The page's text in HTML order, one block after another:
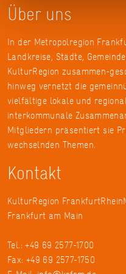
Über uns
In der Metropolregion
Landkreise, Städte,
KulturRegion zusammen-
hinweg vernetzt die
vielfältige lokale und
interkommunale
Mitgliedern präsentiert sie
wechselnden Themen.
Kontakt
KulturRegion
Frankfurt am Main
Tel.: +49 69 2577-1700
Fax: +49 69 2577-1750